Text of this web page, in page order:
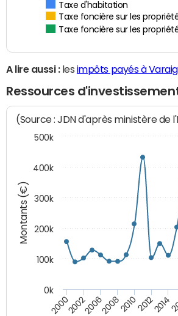
Taxe d'habitation
Taxe foncière sur les
Taxe foncière sur les
A lire aussi :les impôts payés à
Ressources
Montants (€)
(Source : JDN d'après ministère de
2000200220062008201020122014
0k
100k
200k
300k
400k
500k